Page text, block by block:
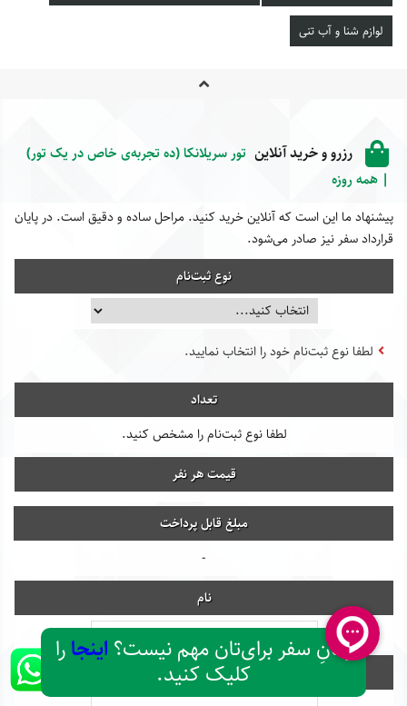
زمانِ سفر برای‌تان مهم نیست؟ اینجارا
کلیک کنید.
لوازم شنا و آب تنی
رزرو و خرید آنلاین تور سریلانکا (ده تجربه‌ی خاص در یک تور)
| همه روزه
پیشنهاد ما این است که آنلاین خرید کنید. مراحل ساده و دقیق است. در پایان
قرارداد سفر نیز صادر می‌شود.
نوع ثبت‌نام
لطفا نوع ثبت‌نام خود را انتخاب نمایید.
تعداد
لطفا نوع ثبت‌نام را مشخص کنید.
قیمت هر نفر
مبلغ قابل پرداخت
-
نام
نام خانوادگی